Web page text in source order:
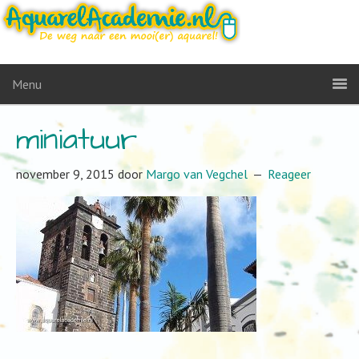
Menu
miniatuur
november 9, 2015 door Margo van Vegchel Reageer